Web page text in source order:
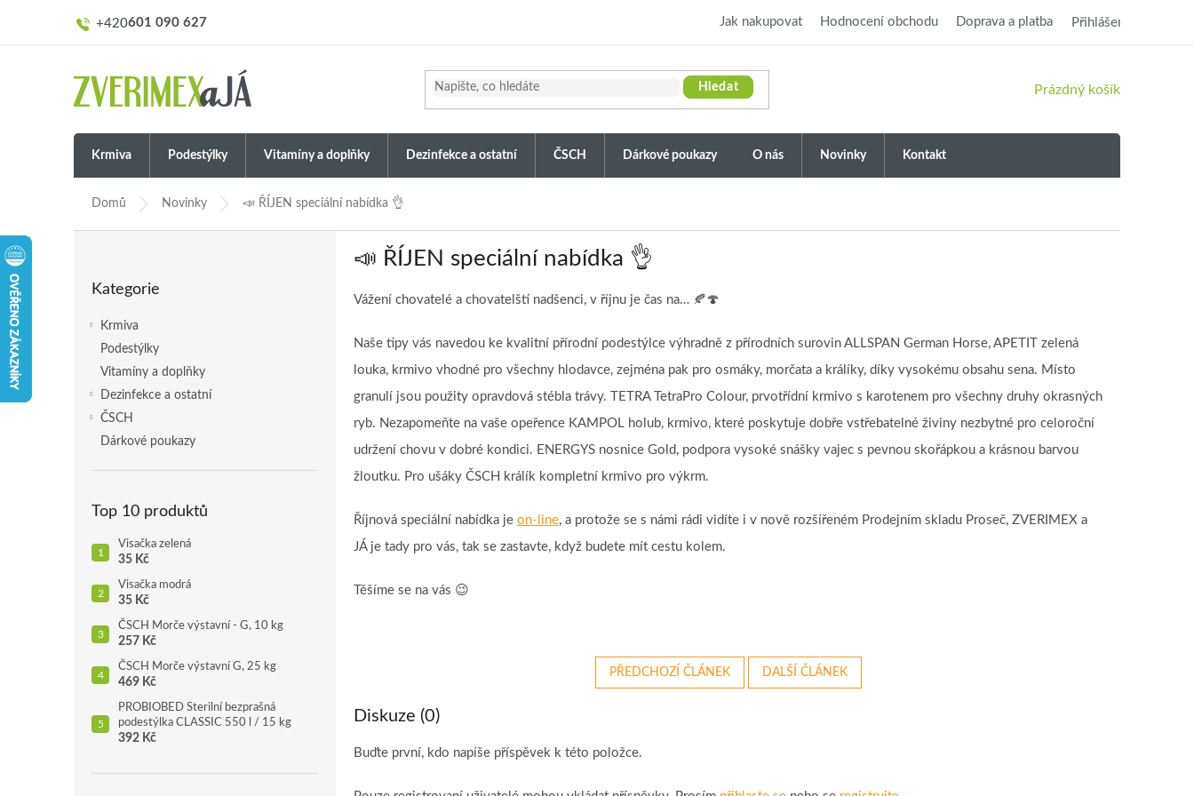
601 090 627 Jak nakupovat Hodnocení obchodu Doprava a platba Přihlášení
Hledat
NÁKUPNÍ
Prázdný košík
Krmiva Podestýlky Vitamíny a doplňky Dezinfekce a ostatní ČSCH Dárkové poukazy O nás Novinky Kontakt
Domů Novinky 📣 ŘÍJEN speciální nabídka 👌
kategorie
Kategorie
Krmiva
Podestýlky
Vitamíny a doplňky
Dezinfekce a ostatní
ČSCH
Dárkové poukazy
Top 10 produktů
Visačka zelená
35 Kč
Visačka modrá
35 Kč
ČSCH Morče výstavní - G, 10 kg
257 Kč
ČSCH Morče výstavní G, 25 kg
469 Kč
PROBIOBED Sterilní bezprašná
podestýlka CLASSIC 550 l / 15 kg
392 Kč
📣 ŘÍJEN speciální nabídka 👌
Vážení chovatelé a chovatelští nadšenci, v říjnu je čas na… 🍂🍄
Naše tipy vás navedou ke kvalitní přírodní podestýlce výhradně z přírodních surovin ALLSPAN German Horse, APETIT zelená
louka, krmivo vhodné pro všechny hlodavce, zejména pak pro osmáky, morčata a králíky, díky vysokému obsahu sena. Místo
granulí jsou použity opravdová stébla trávy. TETRA TetraPro Colour, prvotřídní krmivo s karotenem pro všechny druhy okrasných
ryb. Nezapomeňte na vaše opeřence KAMPOL holub, krmivo, které poskytuje dobře vstřebatelné živiny nezbytné pro celoroční
udržení chovu v dobré kondici. ENERGYS nosnice Gold, podpora vysoké snášky vajec s pevnou skořápkou a krásnou barvou
žloutku. Pro ušáky ČSCH králík kompletní krmivo pro výkrm.
Říjnová speciální nabídka je on-line, a protože se s námi rádi vidíte i v nově rozšířeném Prodejním skladu Proseč, ZVERIMEX a
JÁ je tady pro vás, tak se zastavte, když budete mít cestu kolem.
Těšíme se na vás 😉
PŘEDCHOZÍ ČLÁNEK DALŠÍ ČLÁNEK
Diskuze (0)
Buďte první, kdo napíše příspěvek k této položce.